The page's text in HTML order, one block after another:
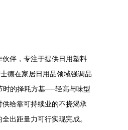
伴，专注于提供日用塑料
德在家居日用品领域强调品
时的择耗方基──轻高与味型
给靠可持续业的不挠渴承
出距量力可行实现完成。